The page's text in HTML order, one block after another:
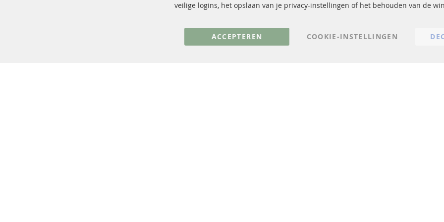
Katalysator (KAT)
FAQ
Verzendingskosten
veilige logins, het opslaan van je privacy-instellingen of het behouden van de
ACCEPTEREN COOKIE-INSTELLINGEN